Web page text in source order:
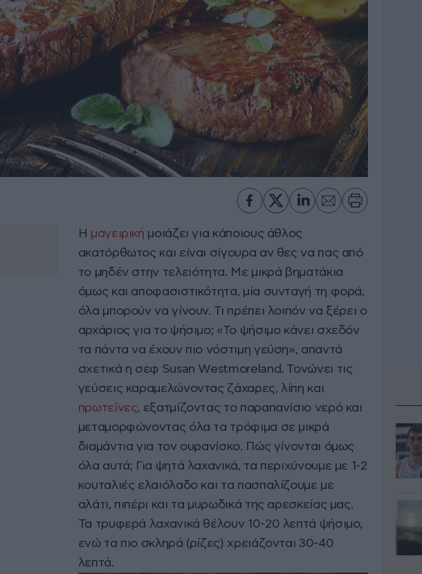
Η μαγειρική μοιάζει για κάποιους άθλος
ακατόρθωτος και είναι σίγουρα αν θες να πας από
το μηδέν στην τελειότητα. Με μικρά βηματάκια
όμως και αποφασιστικότητα, μία συνταγή τη φορά,
όλα μπορούν να γίνουν. Τι πρέπει λοιπόν να ξέρει ο
αρχάριος για το ψήσιμο; «Το ψήσιμο κάνει σχεδόν
τα πάντα να έχουν πιο νόστιμη γεύση», απαντά
σχετικά η σεφ Susan Westmoreland. Τονώνει τις
γεύσεις καραμελώνοντας ζάχαρες, λίπη και
πρωτεΐνες, εξατμίζοντας το παραπανίσιο νερό και
μεταμορφώνοντας όλα τα τρόφιμα σε μικρά
διαμάντια για τον ουρανίσκο. Πώς γίνονται όμως
όλα αυτά; Για ψητά λαχανικά, τα περιχύνουμε με 1-2
κουταλιές ελαιόλαδο και τα πασπαλίζουμε με
αλάτι, πιπέρι και τα μυρωδικά της αρεσκείας μας.
Τα τρυφερά λαχανικά θέλουν 10-20 λεπτά ψήσιμο,
ενώ τα πιο σκληρά (ρίζες) χρειάζονται 30-40
λεπτά.